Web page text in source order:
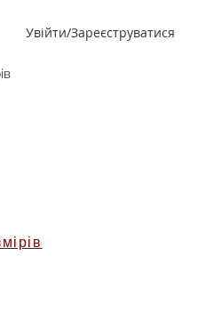
Увійти/Зареєструватися